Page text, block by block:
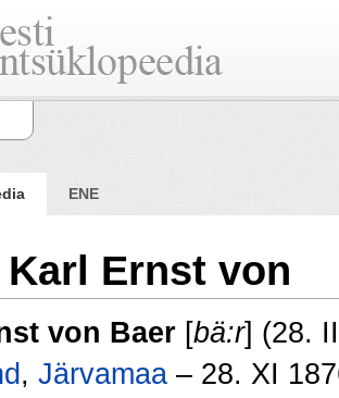
ENE
Karl Ernst von
von Baer [bä:r] (28.
, Järvamaa – 28. XI